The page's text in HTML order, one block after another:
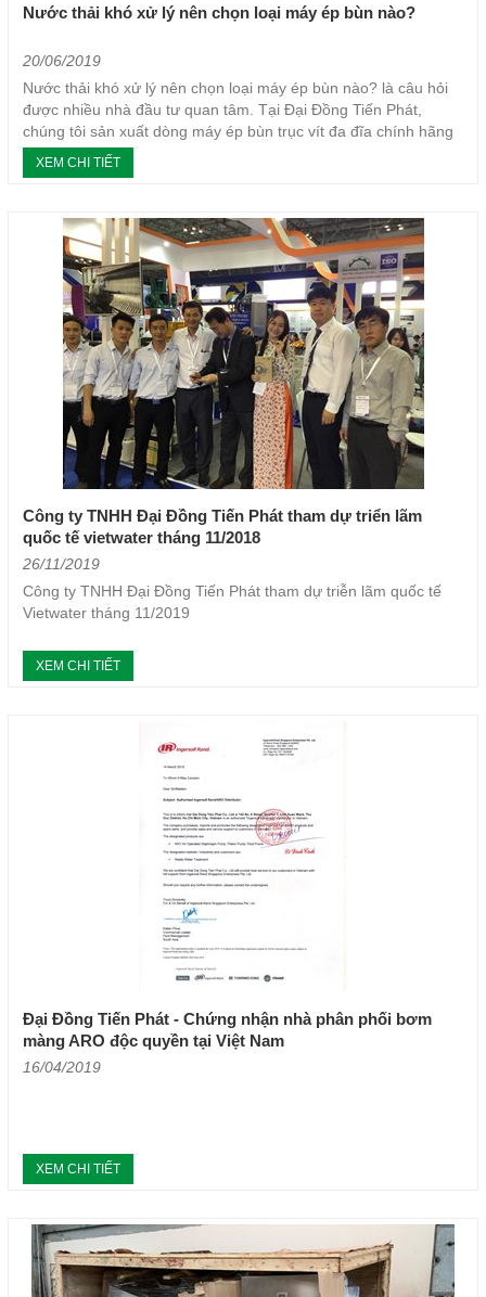
Nước thải khó xử lý nên chọn loại máy ép bùn nào?
20/06/2019
Nước thải khó xử lý nên chọn loại máy ép bùn nào? là câu hỏi
được nhiều nhà đầu tư quan tâm. Tại Đại Đồng Tiến Phát,
chúng tôi sản xuất dòng máy ép bùn trục vít đa đĩa chính hãng
nhằm giúp nhà đầu tư giải quyết nhu cầu...
XEM CHI TIẾT
Công ty TNHH Đại Đồng Tiến Phát tham dự triển lãm
quốc tế vietwater tháng 11/2018
26/11/2019
Công ty TNHH Đại Đồng Tiến Phát tham dự triễn lãm quốc tế
Vietwater tháng 11/2019
XEM CHI TIẾT
Đại Đồng Tiến Phát - Chứng nhận nhà phân phối bơm
màng ARO độc quyền tại Việt Nam
16/04/2019
XEM CHI TIẾT